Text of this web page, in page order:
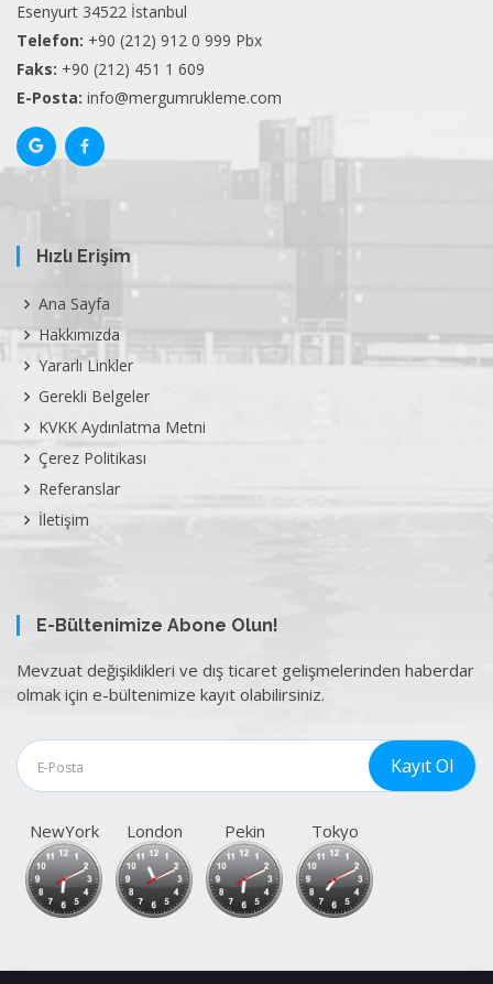
Esenyurt 34522 İstanbul
Telefon: +90 (212) 912 0 999 Pbx
Faks: +90 (212) 451 1 609
E-Posta: info@mergumrukleme.com
Hızlı Erişim
Ana Sayfa
Hakkımızda
Yararlı Linkler
Gerekli Belgeler
KVKK Aydınlatma Metni
Çerez Politikası
Referanslar
İletişim
E-Bültenimize Abone Olun!
Mevzuat değişiklikleri ve dış ticaret gelişmelerinden haberdar
olmak için e-bültenimize kayıt olabilirsiniz.
NewYork London Pekin Tokyo